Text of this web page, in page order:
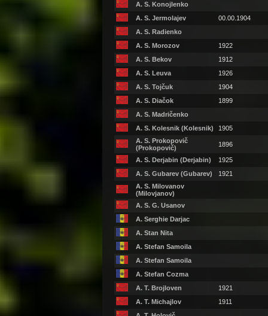
A. S. Konojlenko
A. S. Jermolajev
00.00.1904
A. S. Radienko
A. S. Morozov
1922
A. S. Bekov
1912
A. S. Leuva
1926
A. S. Tojčuk
1904
A. S. Diačok
1899
A. S. Madričenko
A. S. Kolesnik (Kolesnik)
1905
A. S. Prokopovič
(Prokopovič)
1896
A. S. Derjabin (Derjabin)
1925
A. S. Gubarev (Gubarev)
1921
A. S. Milovanov
(Milovjanov)
A. S. G. Usanov
A. Serghie Darjac
A. Stan Nita
A. Stefan Samoila
A. Stefan Samoila
A. Stefan Cozma
A. T. Brojloven
1921
A. T. Michajlov
1911